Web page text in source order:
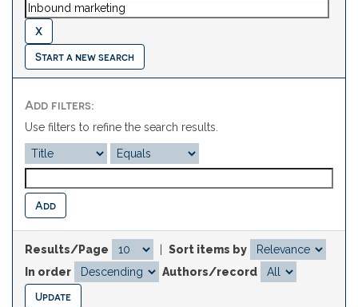
Start a new search
Add filters:
Use filters to refine the search results.
Results/Page
Sort items by
In order
Authors/record